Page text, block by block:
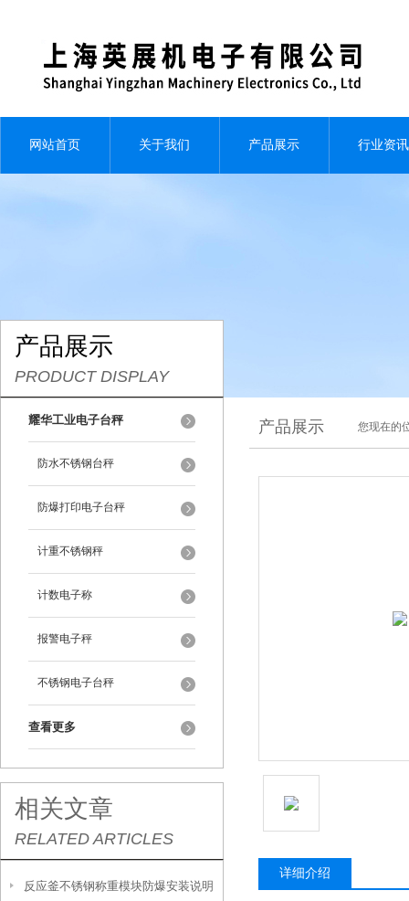
网站首页 关于我们 产品展示 行业资讯
产品展示
PRODUCT DISPLAY
耀华工业电子台秤
防水不锈钢台秤
防爆打印电子台秤
计重不锈钢秤
计数电子称
报警电子秤
不锈钢电子台秤
查看更多
相关文章
RELATED ARTICLES
反应釜不锈钢称重模块防爆安装说明
产品展示 您现在的
详细介绍